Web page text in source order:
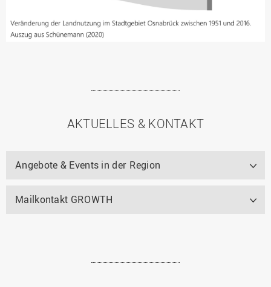
AKTUELLES & KONTAKT
Angebote & Events in der Region
Mailkontakt GROWTH